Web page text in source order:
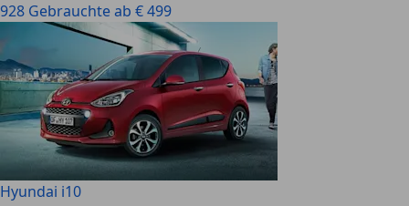
928 Gebrauchte ab € 499
Hyundai i10